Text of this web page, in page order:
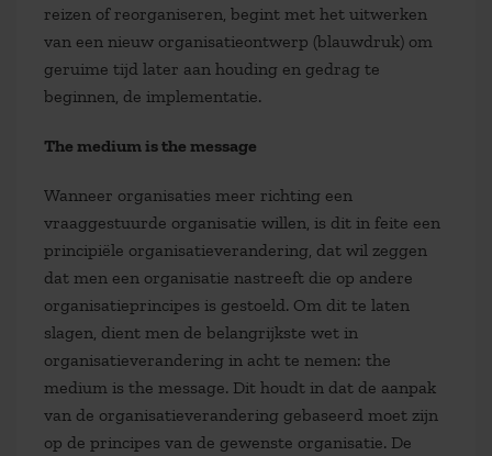
reizen of reorganiseren, begint met het uitwerken
van een nieuw organisatieontwerp (blauwdruk) om
geruime tijd later aan houding en gedrag te
beginnen, de implementatie.
The medium is the message
Wanneer organisaties meer richting een
vraaggestuurde organisatie willen, is dit in feite een
principiële organisatieverandering, dat wil zeggen
dat men een organisatie nastreeft die op andere
organisatieprincipes is gestoeld. Om dit te laten
slagen, dient men de belangrijkste wet in
organisatieverandering in acht te nemen: the
medium is the message. Dit houdt in dat de aanpak
van de organisatieverandering gebaseerd moet zijn
op de principes van de gewenste organisatie. De